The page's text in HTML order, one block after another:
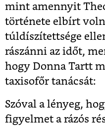
mint amennyit
története elbírt
túldíszítettsége
rászánni az időt,
hogy Donna Tartt
taxisofőr tanácsát:
Szóval a lényeg,
figyelmet a rázós